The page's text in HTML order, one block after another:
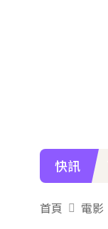
快訊
首頁 電影